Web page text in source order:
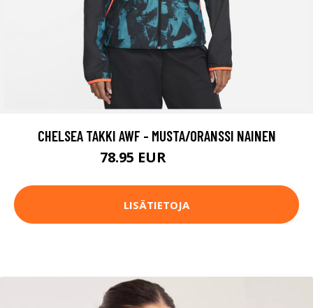
CHELSEA TAKKI AWF - MUSTA/ORANSSI NAINEN
78.95 EUR
LISÄTIETOJA